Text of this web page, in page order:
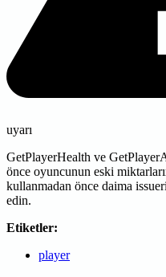
uyarı
GetPlayerHealth ve
önce oyuncunun eski
kullanmadan önce daima
edin.
Etiketler:
player